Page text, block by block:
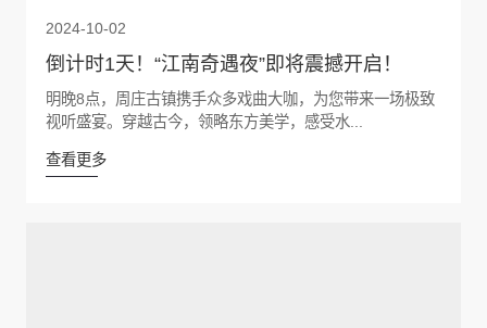
2024-10-02
倒计时1天！“江南奇遇夜”即将震撼开启！
明晚8点，周庄古镇携手众多戏曲大咖，为您带来一场极致
视听盛宴。穿越古今，领略东方美学，感受水...
查看更多